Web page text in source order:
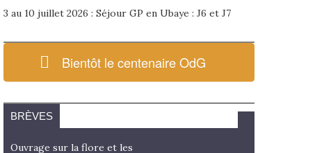
3 au 10 juillet 2026 : Séjour GP en Ubaye : J6 et J7
Bientôt le centenaire OdG
BRÈVES
Ouvrage sur la flore et les